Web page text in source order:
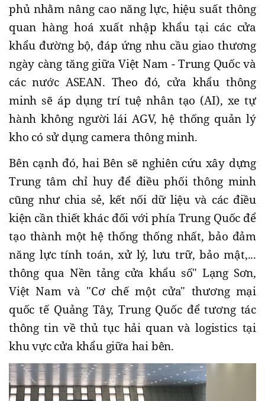
phủ nhằm nâng cao năng lực, hiệu suất thông
quan hàng hoá xuất nhập khẩu tại các cửa
khẩu đường bộ, đáp ứng nhu cầu giao thương
ngày càng tăng giữa Việt Nam - Trung Quốc và
các nước ASEAN. Theo đó, cửa khẩu thông
minh sẽ áp dụng trí tuệ nhân tạo (AI), xe tự
hành không người lái AGV, hệ thống quản lý
kho có sử dụng camera thông minh.
Bên cạnh đó, hai Bên sẽ nghiên cứu xây dựng
Trung tâm chỉ huy để điều phối thông minh
cũng như chia sẻ, kết nối dữ liệu và các điều
kiện cần thiết khác đối với phía Trung Quốc để
tạo thành một hệ thống thống nhất, bảo đảm
năng lực tính toán, xử lý, lưu trữ, bảo mật,...
thông qua Nền tảng cửa khẩu số" Lạng Sơn,
Việt Nam và "Cơ chế một cửa" thương mại
quốc tế Quảng Tây, Trung Quốc để tương tác
thông tin về thủ tục hải quan và logistics tại
khu vực cửa khẩu giữa hai bên.